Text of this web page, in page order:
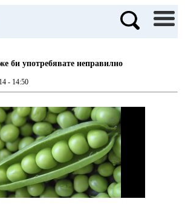
би употребявате неправилно
- 14:50